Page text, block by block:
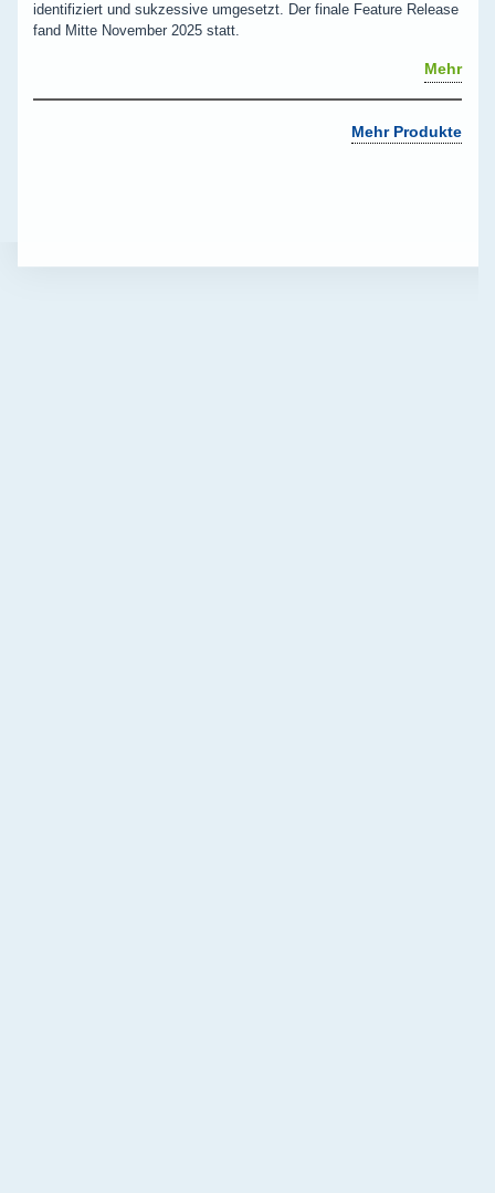
identifiziert und sukzessive umgesetzt. Der finale Feature Release
fand Mitte November 2025 statt.
Mehr
Mehr Produkte